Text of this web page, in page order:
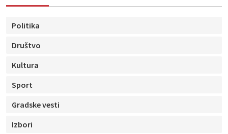
Politika
Društvo
Kultura
Sport
Gradske vesti
Izbori